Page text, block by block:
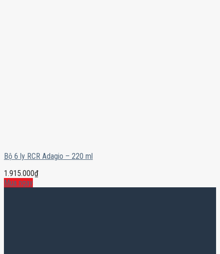
Bộ 6 ly RCR Adagio – 220 ml
1.915.000₫
Mua ngay